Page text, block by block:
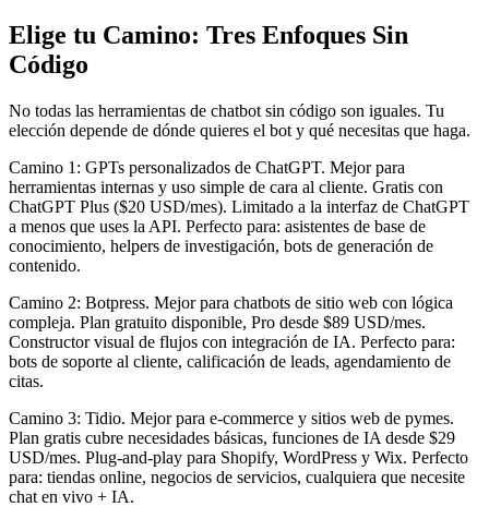
Elige tu Camino: Tres Enfoques Sin
Código
No todas las herramientas de chatbot sin código son iguales. Tu
elección depende de dónde quieres el bot y qué necesitas que haga.
Camino 1: GPTs personalizados de ChatGPT. Mejor para
herramientas internas y uso simple de cara al cliente. Gratis con
ChatGPT Plus ($20 USD/mes). Limitado a la interfaz de ChatGPT
a menos que uses la API. Perfecto para: asistentes de base de
conocimiento, helpers de investigación, bots de generación de
contenido.
Camino 2: Botpress. Mejor para chatbots de sitio web con lógica
compleja. Plan gratuito disponible, Pro desde $89 USD/mes.
Constructor visual de flujos con integración de IA. Perfecto para:
bots de soporte al cliente, calificación de leads, agendamiento de
citas.
Camino 3: Tidio. Mejor para e-commerce y sitios web de pymes.
Plan gratis cubre necesidades básicas, funciones de IA desde $29
USD/mes. Plug-and-play para Shopify, WordPress y Wix. Perfecto
para: tiendas online, negocios de servicios, cualquiera que necesite
chat en vivo + IA.